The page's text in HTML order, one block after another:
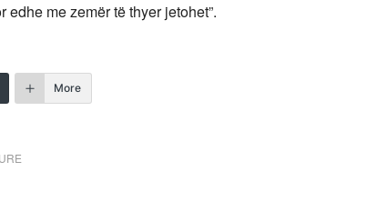
me zemër të thyer jetohet”.
More